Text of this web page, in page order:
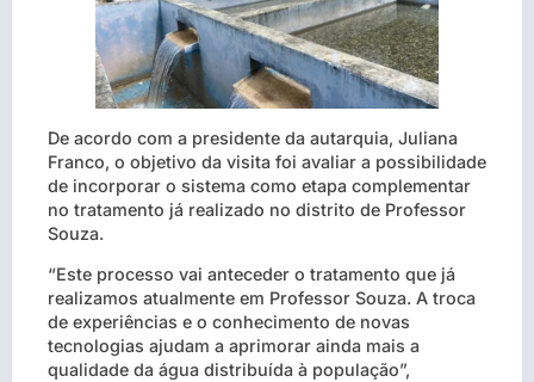
De acordo com a presidente da autarquia, Juliana
Franco, o objetivo da visita foi avaliar a possibilidade
de incorporar o sistema como etapa complementar
no tratamento já realizado no distrito de Professor
Souza.
“Este processo vai anteceder o tratamento que já
realizamos atualmente em Professor Souza. A troca
de experiências e o conhecimento de novas
tecnologias ajudam a aprimorar ainda mais a
qualidade da água distribuída à população”,